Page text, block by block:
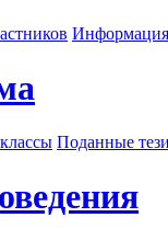
Информация
Поданные